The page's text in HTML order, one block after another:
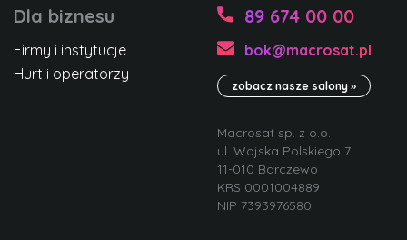
Dla biznesu
Firmy i instytucje
Hurt i operatorzy
89 674 00 00
bok@macrosat.pl
zobacz nasze salony »
Macrosat sp. z o.o.
ul. Wojska Polskiego 7
11-010 Barczewo
KRS 0001004889
NIP 7393976580